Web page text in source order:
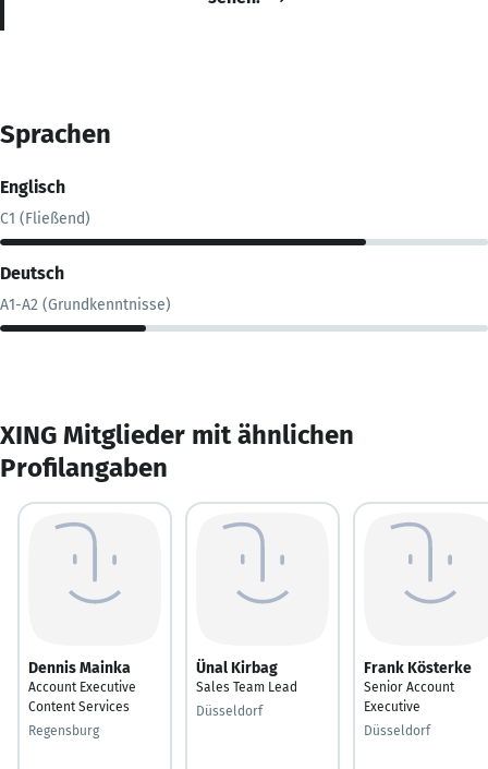
Sprachen
Englisch
C1 (Fließend)
Deutsch
A1-A2 (Grundkenntnisse)
XING Mitglieder mit ähnlichen
Profilangaben
Dennis Mainka
Account Executive
Content Services
Regensburg
Ünal Kirbag
Sales Team Lead
Düsseldorf
Frank Kösterke
Senior Account
Executive
Düsseldorf